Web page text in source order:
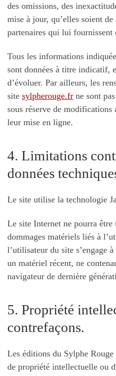
des omissions, des
mise à jour, qu’elles soient
partenaires qui lui fournissent
Tous les informations
sont données à titre indicatif,
d’évoluer. Par ailleurs, les
site sylpherouge.fr ne sont
sous réserve de modifications
leur mise en ligne.
4. Limitations
données
Le site utilise la technologie
Le site Internet ne pourra être
dommages matériels liés à
l’utilisateur du site s’engage
un matériel récent, ne
navigateur de dernière
5. Propriété
contrefaçons.
Les éditions du Sylphe
de propriété intellectuelle ou